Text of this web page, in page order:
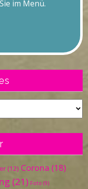
im Menü.
(12) Corona (18)
(21) Foto (9)